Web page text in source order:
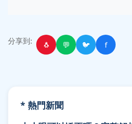
分享到: 🐧 💬 🐦 f
* 熱門新聞